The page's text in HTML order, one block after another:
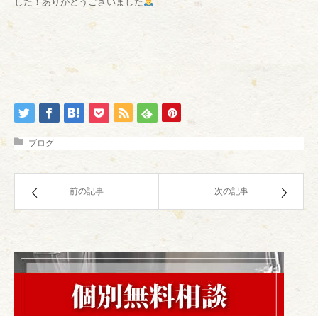
ブログ
前の記事 次の記事